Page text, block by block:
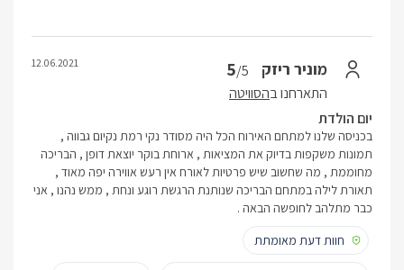
מוניר ריזק 5/5
התארחנו בהסוויטה
12.06.2021
יום הולדת
בכניסה שלנו למתחם האירוח הכל היה מסודר נקי רמת נקיום גבווה ,
תמונות משקפות בדיוק את המציאות , ארוחת בוקר יוצאת דופן , הבריכה
מחוממת , מה שחשוב שיש פרטיות לאורח אין רעש אווירה יפה מאוד ,
תאורת לילה במתחם הבריכה שנותנת הרגשת רוגע ונחת , ממש נהנו , אני
כבר מתלהב לחופשה הבאה .
חוות דעת מאומתת